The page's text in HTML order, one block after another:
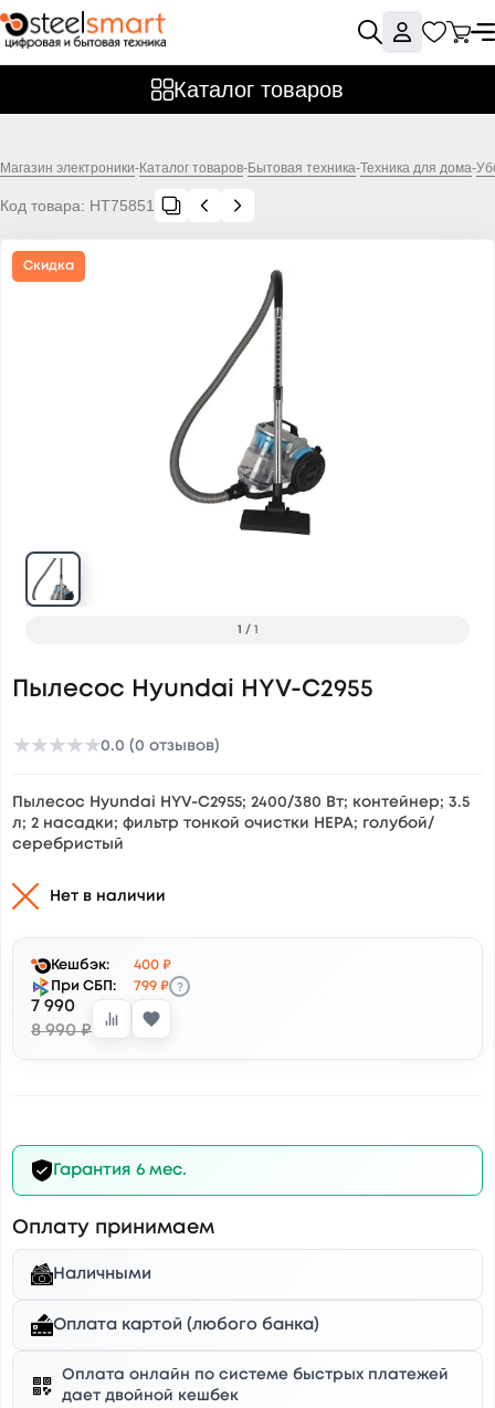
Каталог товаров
Магазин электроники-Каталог товаров-Бытовая техника-Техника для дома-
Код товара: НТ75851
Скидка
1 / 1
Пылесос Hyundai HYV-C2955
★★★★★0.0 (0 отзывов)
Пылесос Hyundai HYV-C2955; 2400/380 Вт; контейнер; 3.5
л; 2 насадки; фильтр тонкой очистки НЕРА; голубой/
серебристый
Нет в наличии
Кешбэк:
400 ₽
При СБП:
799 ₽ ?
7 990
8 990 ₽
Гарантия 6 мес.
Оплату принимаем
Наличными
Оплата картой (любого банка)
Оплата онлайн по системе быстрых платежей
дает двойной кешбек